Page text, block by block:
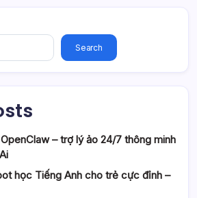
Search
– trợ lý ảo 24/7 thông minh
học Tiếng Anh cho trẻ cực đỉnh –